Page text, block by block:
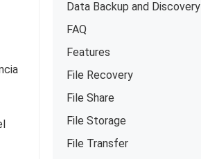
Data Backup and Discovery
FAQ
Features
File Recovery
File Share
File Storage
File Transfer